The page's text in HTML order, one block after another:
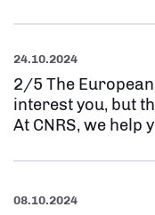
24.10.2024
2/5 The
interest you, but
At CNRS, we help
08.10.2024